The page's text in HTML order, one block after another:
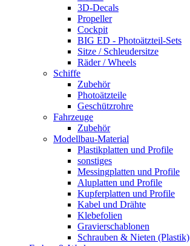
3D-Decals
Propeller
Cockpit
BIG ED - Photoätzteil-Sets
Sitze / Schleudersitze
Räder / Wheels
Schiffe
Zubehör
Photoätzteile
Geschützrohre
Fahrzeuge
Zubehör
Modellbau-Material
Plastikplatten und Profile
sonstiges
Messingplatten und Profile
Aluplatten und Profile
Kupferplatten und Profile
Kabel und Drähte
Klebefolien
Gravierschablonen
Schrauben & Nieten (Plastik)